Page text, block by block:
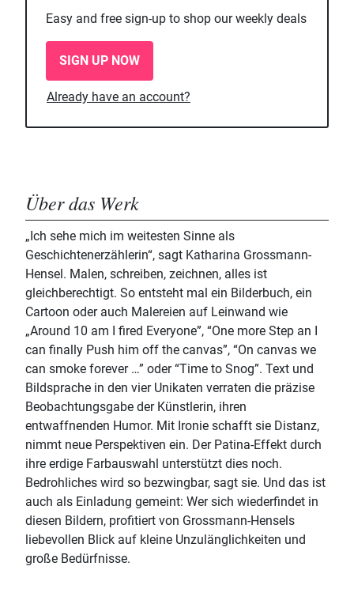
Easy and free sign-up to shop our weekly deals
SIGN UP NOW
Already have an account?
Über das Werk
„Ich sehe mich im weitesten Sinne als
Geschichtenerzählerin“, sagt Katharina Grossmann-
Hensel. Malen, schreiben, zeichnen, alles ist
gleichberechtigt. So entsteht mal ein Bilderbuch, ein
Cartoon oder auch Malereien auf Leinwand wie
„Around 10 am I fired Everyone”, “One more Step an I
can finally Push him off the canvas”, “On canvas we
can smoke forever …” oder “Time to Snog”. Text und
Bildsprache in den vier Unikaten verraten die präzise
Beobachtungsgabe der Künstlerin, ihren
entwaffnenden Humor. Mit Ironie schafft sie Distanz,
nimmt neue Perspektiven ein. Der Patina-Effekt durch
ihre erdige Farbauswahl unterstützt dies noch.
Bedrohliches wird so bezwingbar, sagt sie. Und das ist
auch als Einladung gemeint: Wer sich wiederfindet in
diesen Bildern, profitiert von Grossmann-Hensels
liebevollen Blick auf kleine Unzulänglichkeiten und
große Bedürfnisse.